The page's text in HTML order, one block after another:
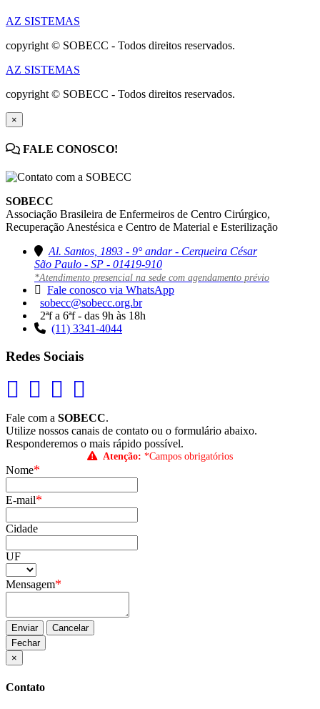
AZ SISTEMAS
copyright © SOBECC - Todos direitos reservados.
AZ SISTEMAS
copyright © SOBECC - Todos direitos reservados.
×
FALE CONOSCO!
SOBECC
Associação Brasileira de Enfermeiros de Centro Cirúrgico,
Recuperação Anestésica e Centro de Material e Esterilização
Al. Santos, 1893 - 9° andar - Cerqueira César
São Paulo - SP - 01419-910
*Atendimento presencial na sede com agendamento prévio
Fale conosco via WhatsApp
sobecc@sobecc.org.br
2ªf a 6ªf - das 9h às 18h
(11) 3341-4044
Redes Sociais
Fale com a SOBECC.
Utilize nossos canais de contato ou o formulário abaixo.
Responderemos o mais rápido possível.
Atenção: *Campos obrigatórios
Nome*
E-mail*
Cidade
UF
Mensagem*
Enviar
Cancelar
Fechar
×
Contato